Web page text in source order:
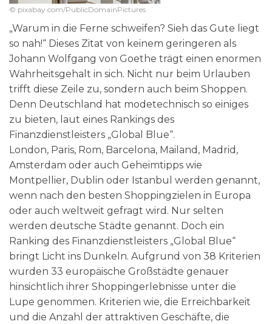
© pixabay.com/PublicDomainPictures
„Warum in die Ferne schweifen? Sieh das Gute liegt
so nah!“ Dieses Zitat von keinem geringeren als
Johann Wolfgang von Goethe trägt einen enormen
Wahrheitsgehalt in sich. Nicht nur beim Urlauben
trifft diese Zeile zu, sondern auch beim Shoppen.
Denn Deutschland hat modetechnisch so einiges
zu bieten, laut eines Rankings des
Finanzdienstleisters „Global Blue“.
London, Paris, Rom, Barcelona, Mailand, Madrid,
Amsterdam oder auch Geheimtipps wie
Montpellier, Dublin oder Istanbul werden genannt,
wenn nach den besten Shoppingzielen in Europa
oder auch weltweit gefragt wird. Nur selten
werden deutsche Städte genannt. Doch ein
Ranking des Finanzdienstleisters „Global Blue“
bringt Licht ins Dunkeln. Aufgrund von 38 Kriterien
wurden 33 europäische Großstädte genauer
hinsichtlich ihrer Shoppingerlebnisse unter die
Lupe genommen. Kriterien wie, die Erreichbarkeit
und die Anzahl der attraktiven Geschäfte, die